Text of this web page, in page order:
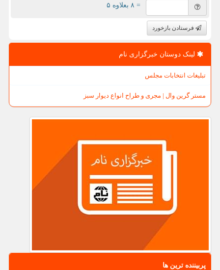
= ۸ بعلاوه ۵
فرستادن بازخورد
لینک دوستان خبرگزاری نام
تبلیغات انتخابات مجلس
مستر گرین وال | مجری و طراح انواع دیوار سبز
پربیننده ترین ها